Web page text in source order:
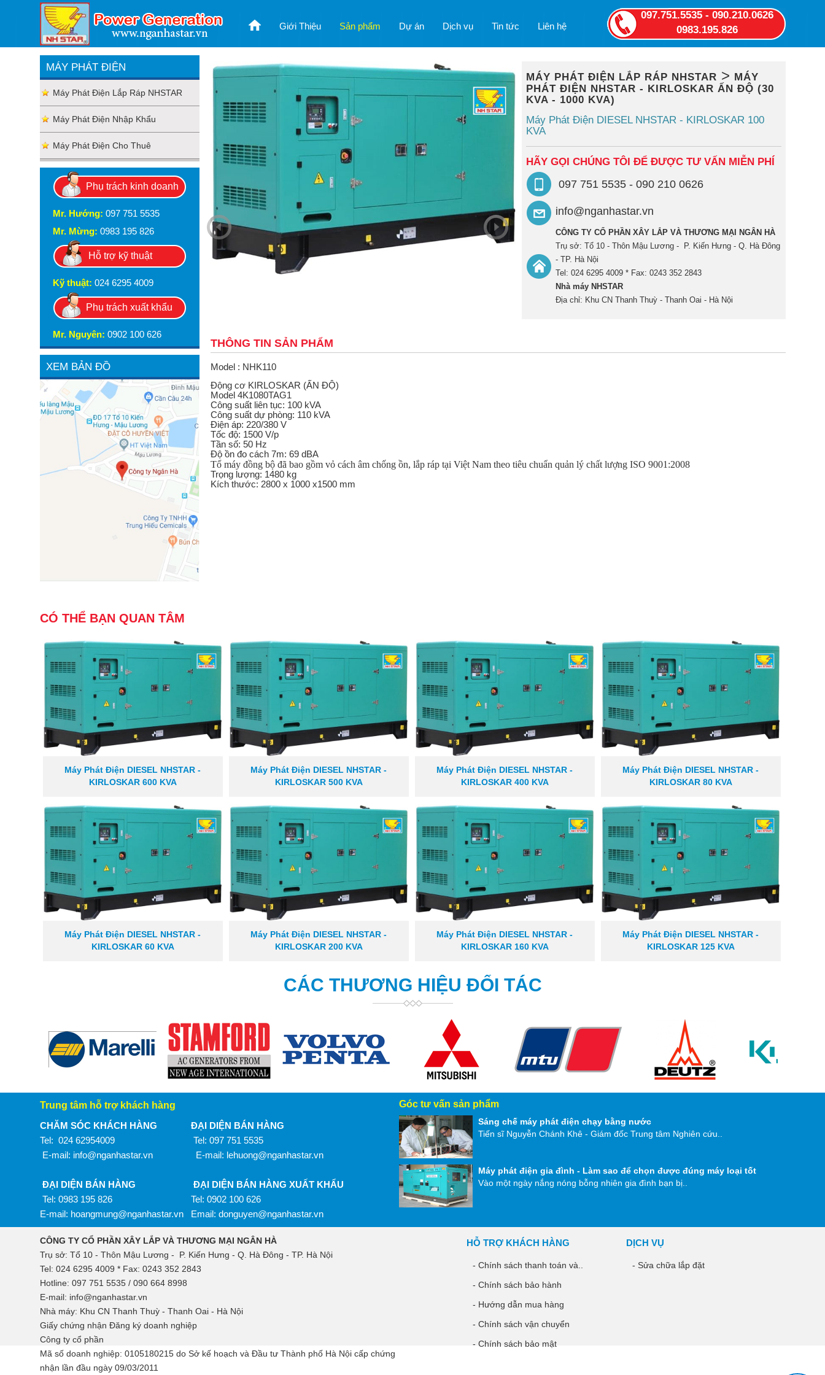
Giới Thiệu Sản phẩm Dự án Dịch vụ Tin tức Liên hệ
097.751.5535 - 090.210.0626
0983.195.826
MÁY PHÁT ĐIỆN
Máy Phát Điện Lắp Ráp NHSTAR
Máy Phát Điện Nhập Khẩu
Máy Phát Điện Cho Thuê
Phụ trách kinh doanh
Mr. Hướng: 097 751 5535
Mr. Mừng: 0983 195 826
Hỗ trợ kỹ thuật
Kỹ thuật: 024 6295 4009
Phụ trách xuất khẩu
Mr. Nguyên: 0902 100 626
XEM BẢN ĐỒ
MÁY PHÁT ĐIỆN LẮP RÁP NHSTAR > MÁY
PHÁT ĐIỆN NHSTAR - KIRLOSKAR ẤN ĐỘ (30
KVA - 1000 KVA)
Máy Phát Điện DIESEL NHSTAR - KIRLOSKAR 100
KVA
HÃY GỌI CHÚNG TÔI ĐỂ ĐƯỢC TƯ VẤN MIỄN PHÍ
097 751 5535 - 090 210 0626
info@nganhastar.vn
CÔNG TY CỔ PHẦN XÂY LẮP VÀ THƯƠNG MẠI NGÂN HÀ
Trụ sở: Tổ 10 - Thôn Mậu Lương - P. Kiến Hưng - Q. Hà Đông
- TP. Hà Nội
Tel: 024 6295 4009 * Fax: 0243 352 2843
Nhà máy NHSTAR
Địa chỉ: Khu CN Thanh Thuỳ - Thanh Oai - Hà Nội
THÔNG TIN SẢN PHẨM
Model : NHK110
Động cơ KIRLOSKAR (ẤN ĐỘ)
Model 4K1080TAG1
Công suất liên tục: 100 kVA
Công suất dự phòng: 110 kVA
Điện áp: 220/380 V
Tốc độ: 1500 V/p
Tần số: 50 Hz
Độ ồn đo cách 7m: 69 dBA
Tổ máy đồng bộ đã bao gồm vỏ cách âm chống ồn, lắp ráp tại Việt Nam theo tiêu chuẩn quản lý chất lượng ISO 9001:2008
Trọng lượng: 1480 kg
Kích thước: 2800 x 1000 x1500 mm
CÓ THỂ BẠN QUAN TÂM
Máy Phát Điện DIESEL NHSTAR -
KIRLOSKAR 600 KVA
Máy Phát Điện DIESEL NHSTAR -
KIRLOSKAR 500 KVA
Máy Phát Điện DIESEL NHSTAR -
KIRLOSKAR 400 KVA
Máy Phát Điện DIESEL NHSTAR -
KIRLOSKAR 80 KVA
Máy Phát Điện DIESEL NHSTAR -
KIRLOSKAR 60 KVA
Máy Phát Điện DIESEL NHSTAR -
KIRLOSKAR 200 KVA
Máy Phát Điện DIESEL NHSTAR -
KIRLOSKAR 160 KVA
Máy Phát Điện DIESEL NHSTAR -
KIRLOSKAR 125 KVA
CÁC THƯƠNG HIỆU ĐỐI TÁC
Trung tâm hỗ trợ khách hàng
CHĂM SÓC KHÁCH HÀNG
ĐẠI DIỆN BÁN HÀNG
Tel: 024 62954009
Tel: 097 751 5535
E-mail: info@nganhastar.vn
E-mail: lehuong@nganhastar.vn
ĐẠI DIỆN BÁN HÀNG
ĐẠI DIỆN BÁN HÀNG XUẤT KHẨU
Tel: 0983 195 826
Tel: 0902 100 626
E-mail: hoangmung@nganhastar.vn Email: donguyen@nganhastar.vn
Góc tư vấn sản phẩm
Sáng chế máy phát điện chạy bằng nước
Tiến sĩ Nguyễn Chánh Khê - Giám đốc Trung tâm Nghiên cứu..
Máy phát điện gia đình - Làm sao để chọn được đúng máy loại tốt
Vào một ngày nắng nóng bỗng nhiên gia đình bạn bị..
CÔNG TY CỔ PHẦN XÂY LẮP VÀ THƯƠNG MẠI NGÂN HÀ
Trụ sở: Tổ 10 - Thôn Mậu Lương - P. Kiến Hưng - Q. Hà Đông - TP. Hà Nội
Tel: 024 6295 4009 * Fax: 0243 352 2843
Hotline: 097 751 5535 / 090 664 8998
E-mail: info@nganhastar.vn
Nhà máy: Khu CN Thanh Thuỳ - Thanh Oai - Hà Nội
Giấy chứng nhận Đăng ký doanh nghiệp
Công ty cổ phần
Mã số doanh nghiệp: 0105180215 do Sở kế hoạch và Đầu tư Thành phố Hà Nội cấp chứng
nhận lần đầu ngày 09/03/2011
DỊCH VỤ
- Sửa chữa lắp đặt
HỖ TRỢ KHÁCH HÀNG
- Chính sách thanh toán và..
- Chính sách bảo hành
- Hướng dẫn mua hàng
- Chính sách vận chuyển
- Chính sách bảo mật